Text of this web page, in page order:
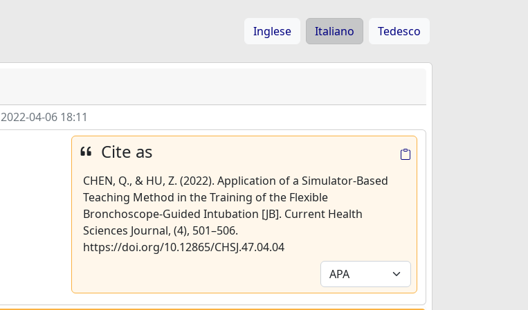
Inglese Italiano Tedesco
2022-04-06 18:11
Cite as
CHEN, Q., & HU, Z. (2022). Application of a Simulator-Based
Teaching Method in the Training of the Flexible
Bronchoscope-Guided Intubation [JB]. Current Health
Sciences Journal, (4), 501–506.
https://doi.org/10.12865/CHSJ.47.04.04